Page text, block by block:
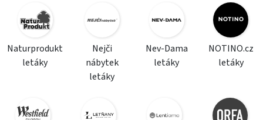
Naturprodukt
letáky
Nejči
nábytek
letáky
Nev-Dama
letáky
NOTINO.cz
letáky